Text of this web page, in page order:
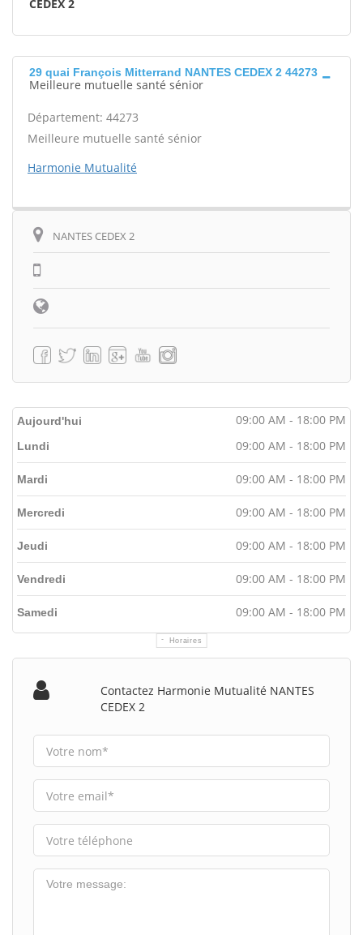
CEDEX 2
29 quai François Mitterrand NANTES CEDEX 2 44273
Meilleure mutuelle santé sénior
Département: 44273
Meilleure mutuelle santé sénior
Harmonie Mutualité
NANTES CEDEX 2
Aujourd'hui 09:00 AM - 18:00 PM
Horaires
Lundi 09:00 AM - 18:00 PM
Mardi 09:00 AM - 18:00 PM
Mercredi 09:00 AM - 18:00 PM
Jeudi 09:00 AM - 18:00 PM
Vendredi 09:00 AM - 18:00 PM
Samedi 09:00 AM - 18:00 PM
Contactez Harmonie Mutualité NANTES
CEDEX 2